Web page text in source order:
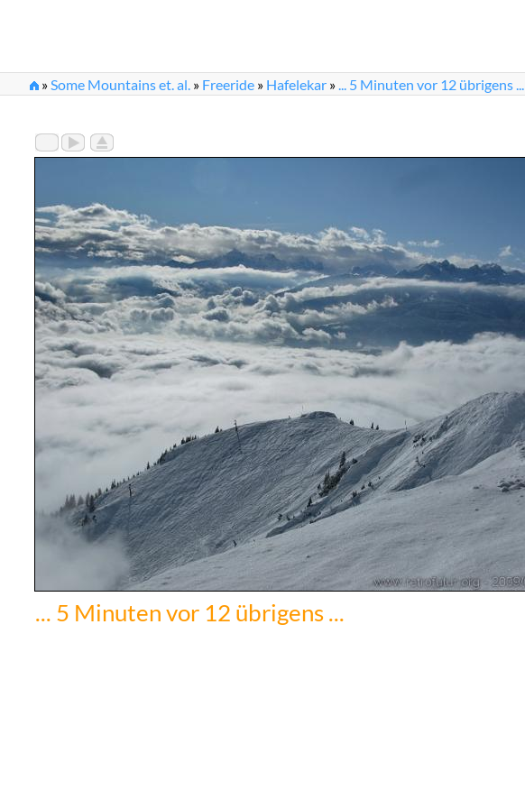
»Some Mountains et. al. » Freeride » Hafelekar »... 5 Minuten vor 12 übrigens ...
... 5 Minuten vor 12 übrigens ...